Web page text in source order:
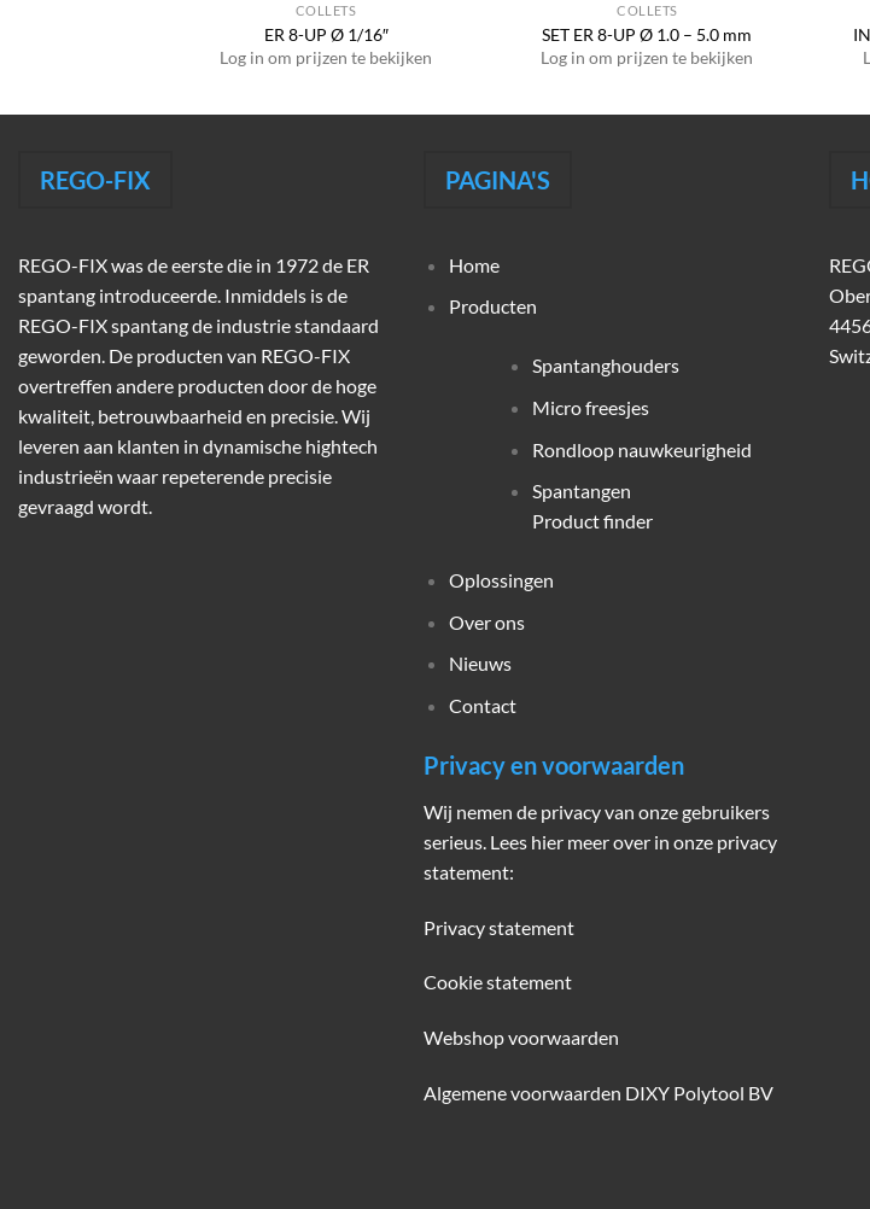
COLLETS
ER 8-UP Ø 1/16″
Log in om prijzen te bekijken
COLLETS
SET ER 8-UP Ø 1.0 – 5.0 mm
Log in om prijzen te bekijken
REGO-FIX
REGO-FIX was de eerste die in 1972 de ER
spantang introduceerde. Inmiddels is de
REGO-FIX spantang de industrie standaard
geworden. De producten van REGO-FIX
overtreffen andere producten door de hoge
kwaliteit, betrouwbaarheid en precisie. Wij
leveren aan klanten in dynamische hightech
industrieën waar repeterende precisie
gevraagd wordt.
PAGINA'S
Home
Producten
Spantanghouders
Micro freesjes
Rondloop nauwkeurigheid
Spantangen
Product finder
Oplossingen
Over ons
Nieuws
Contact
Privacy en voorwaarden
Wij nemen de privacy van onze gebruikers
serieus. Lees hier meer over in onze privacy
statement:
Privacy statement
Cookie statement
Webshop voorwaarden
Algemene voorwaarden DIXY Polytool BV